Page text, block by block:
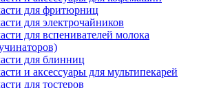
для фритюрниц
для электрочайников
для вспенивателей молока
для блинниц
и аксессуары для мультипекарей
для тостеров